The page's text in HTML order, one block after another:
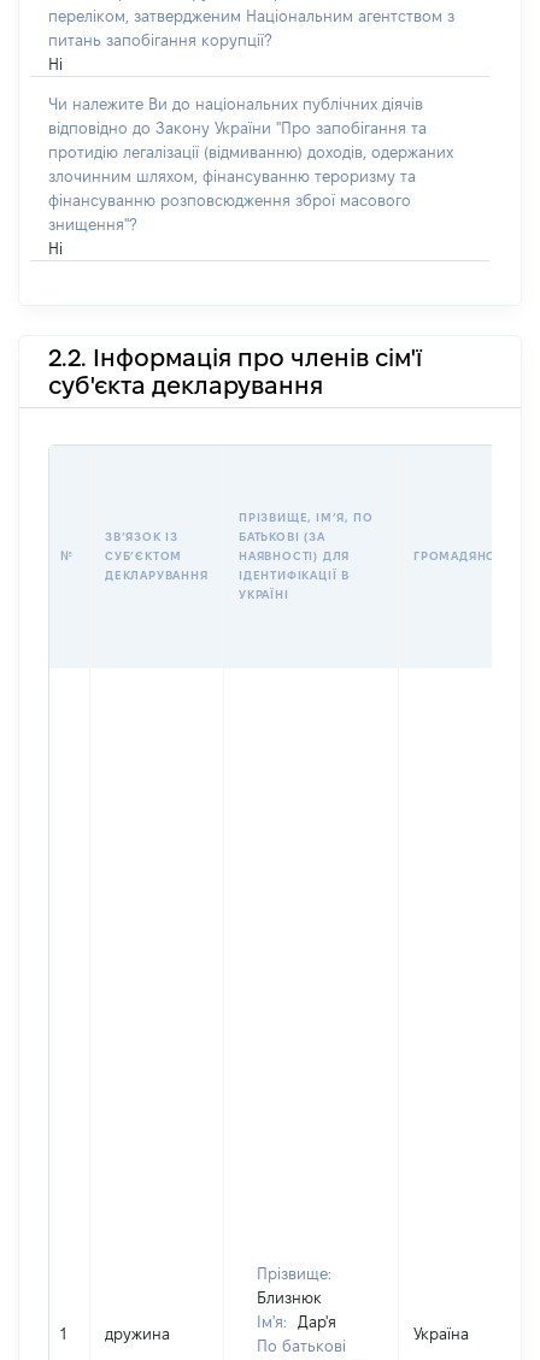
переліком, затвердженим Національним агентством з
питань запобігання корупції?
Ні
Чи належите Ви до національних публічних діячів
відповідно до Закону України "Про запобігання та
протидію легалізації (відмиванню) доходів, одержаних
злочинним шляхом, фінансуванню тероризму та
фінансуванню розповсюдження зброї масового
знищення"?
Ні
2.2. Інформація про членів сім'ї
суб'єкта декларування
№
ЗВʼЯЗОК ІЗ
СУБʼЄКТОМ
ДЕКЛАРУВАННЯ
ПРІЗВИЩЕ, ІМʼЯ, ПО
БАТЬКОВІ (ЗА
НАЯВНОСТІ) ДЛЯ
ІДЕНТИФІКАЦІЇ В
УКРАЇНІ
ГРОМАДЯНСТВО
1 дружина
Прізвище:
Близнюк
Ім'я:
Дар'я
По батькові
Україна